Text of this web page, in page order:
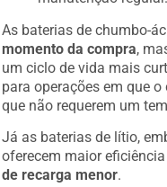
As baterias de chumbo-
momento da compra
,
um ciclo de vida mais
para operações em que
que não requerem um
Já as baterias de lítio,
oferecem maior
de recarga menor